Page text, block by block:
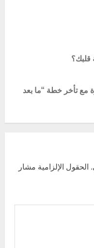
قلبك؟
تأخر خطة “ما بعد
الحقول الإلزامية مشار